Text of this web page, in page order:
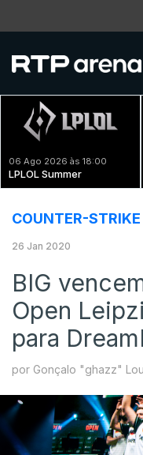
06 Ago 2026 às 18:00
LPLOL Summer
COUNTER-STRIKE
26 Jan 2020
BIG
Open
para
por Gonçalo "ghazz"